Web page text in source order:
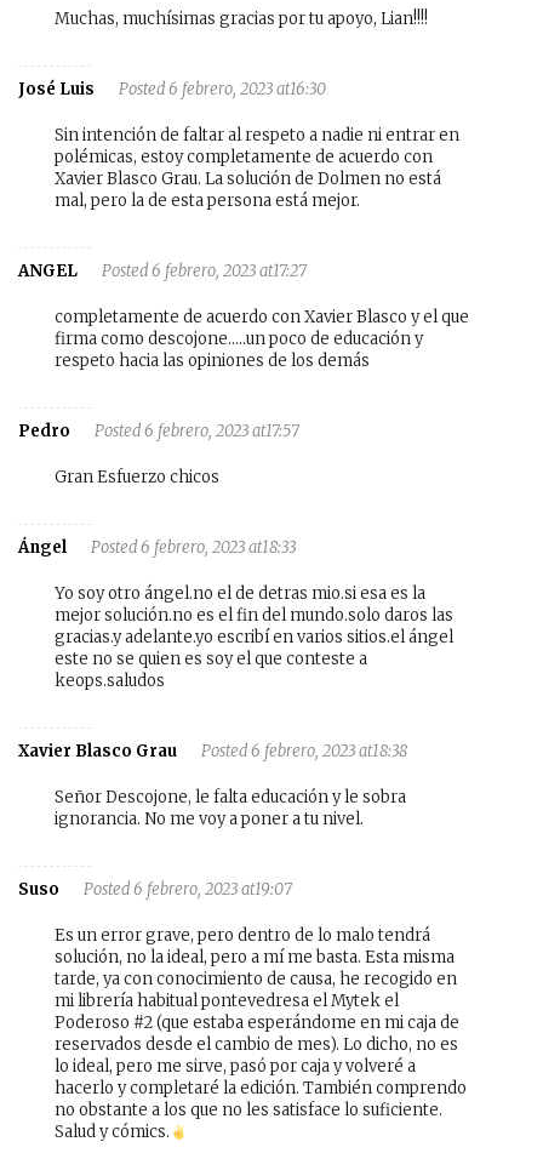
Muchas, muchísimas gracias por tu apoyo, Lian!!!!
José Luis Posted 6 febrero, 2023 at16:30
Sin intención de faltar al respeto a nadie ni entrar en
polémicas, estoy completamente de acuerdo con
Xavier Blasco Grau. La solución de Dolmen no está
mal, pero la de esta persona está mejor.
ANGEL Posted 6 febrero, 2023 at17:27
completamente de acuerdo con Xavier Blasco y el que
firma como descojone…..un poco de educación y
respeto hacia las opiniones de los demás
Pedro Posted 6 febrero, 2023 at17:57
Gran Esfuerzo chicos
Ángel Posted 6 febrero, 2023 at18:33
Yo soy otro ángel.no el de detras mio.si esa es la
mejor solución.no es el fin del mundo.solo daros las
gracias.y adelante.yo escribí en varios sitios.el ángel
este no se quien es soy el que conteste a
keops.saludos
Xavier Blasco Grau Posted 6 febrero, 2023 at18:38
Señor Descojone, le falta educación y le sobra
ignorancia. No me voy a poner a tu nivel.
Suso Posted 6 febrero, 2023 at19:07
Es un error grave, pero dentro de lo malo tendrá
solución, no la ideal, pero a mí me basta. Esta misma
tarde, ya con conocimiento de causa, he recogido en
mi librería habitual pontevedresa el Mytek el
Poderoso #2 (que estaba esperándome en mi caja de
reservados desde el cambio de mes). Lo dicho, no es
lo ideal, pero me sirve, pasó por caja y volveré a
hacerlo y completaré la edición. También comprendo
no obstante a los que no les satisface lo suficiente.
Salud y cómics.